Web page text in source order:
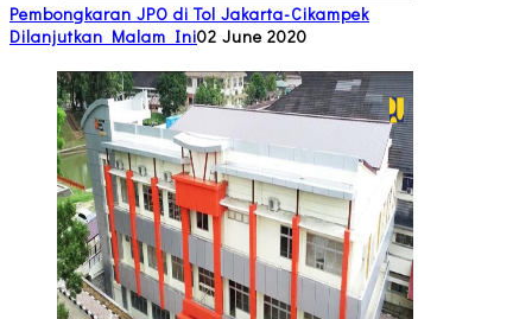
Pembongkaran JPO di Tol Jakarta-Cikampek
Dilanjutkan Malam Ini02 June 2020